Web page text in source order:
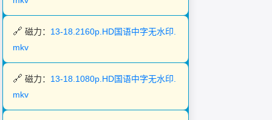
磁力： 13-18.2160p.HD国语中字无水印.
mkv
磁力： 13-18.1080p.HD国语中字无水印.
mkv